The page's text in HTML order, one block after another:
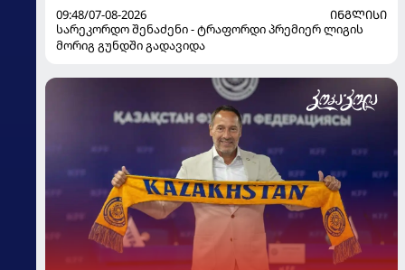
09:48/07-08-2026
ᲘᲜᲒᲚᲘᲡᲘ
სარეკორდო შენაძენი - ტრაფორდი პრემიერ ლიგის
მორიგ გუნდში გადავიდა